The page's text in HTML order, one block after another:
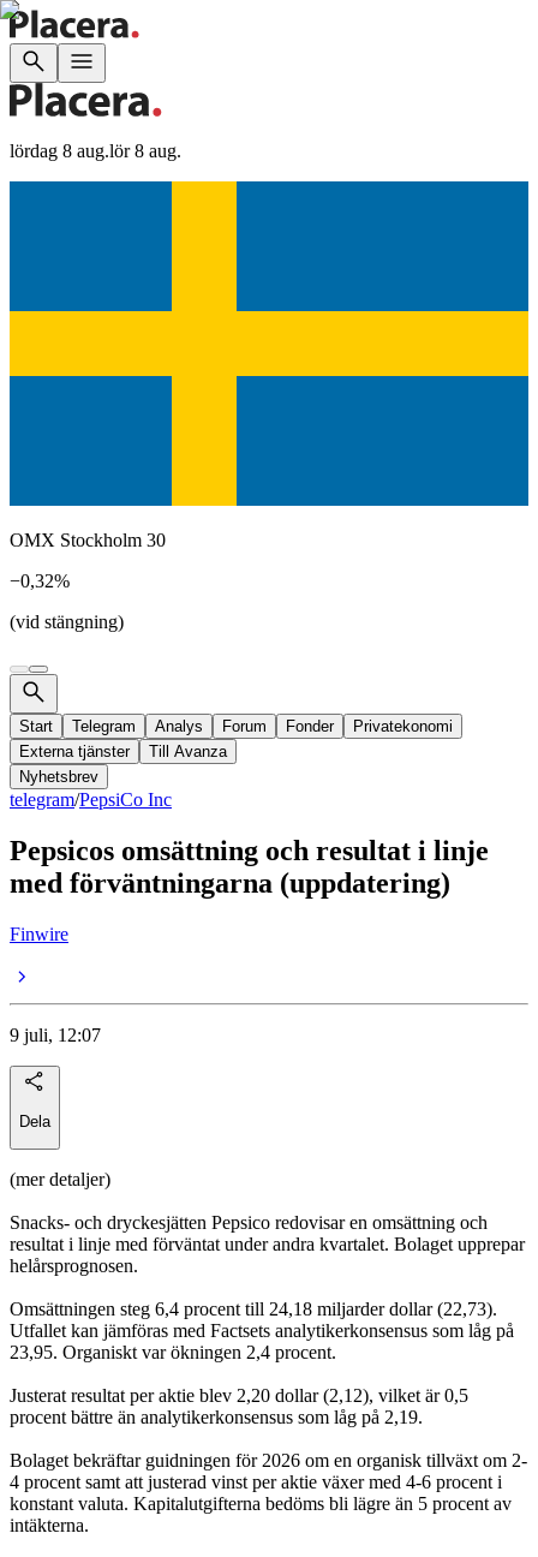
lördag 8 aug.lör 8 aug.
OMX Stockholm 30
−0,32%
(vid stängning)
Start Telegram Analys Forum Fonder
Privatekonomi
Externa tjänster
Till Avanza
Nyhetsbrev
telegram/PepsiCo Inc
Pepsicos omsättning och resultat i linje
med förväntningarna (uppdatering)
Finwire
9 juli, 12:07
Dela
(mer detaljer)
Snacks- och dryckesjätten Pepsico redovisar en omsättning och
resultat i linje med förväntat under andra kvartalet. Bolaget upprepar
helårsprognosen.
Omsättningen steg 6,4 procent till 24,18 miljarder dollar (22,73).
Utfallet kan jämföras med Factsets analytikerkonsensus som låg på
23,95. Organiskt var ökningen 2,4 procent.
Justerat resultat per aktie blev 2,20 dollar (2,12), vilket är 0,5
procent bättre än analytikerkonsensus som låg på 2,19.
Bolaget bekräftar guidningen för 2026 om en organisk tillväxt om 2-
4 procent samt att justerad vinst per aktie växer med 4-6 procent i
konstant valuta. Kapitalutgifterna bedöms bli lägre än 5 procent av
intäkterna.